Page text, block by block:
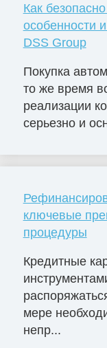
Как
особенности
DSS Group
Покупка
то же время
реализации
серьезно и
ключевые
процедуры
Кредитные
мере
непр...